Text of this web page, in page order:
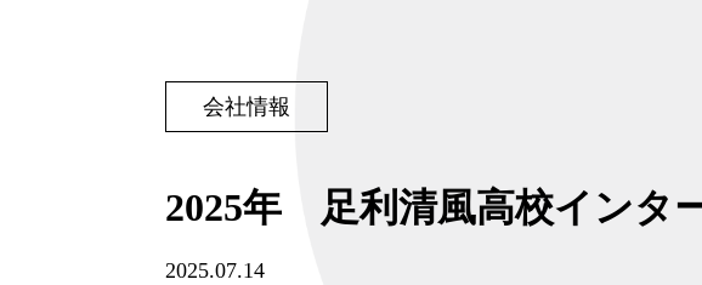
会社情報
2025年 足利清風高校インタ
2025.07.14